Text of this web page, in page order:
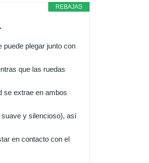
REBAJAS
puede plegar junto con
que las ruedas
se extrae en ambos
y silencioso), así
en contacto con el